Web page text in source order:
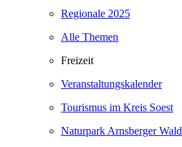
Regionale 2025
Alle Themen
Freizeit
Veranstaltungskalender
Tourismus im Kreis Soest
Naturpark Arnsberger Wald